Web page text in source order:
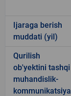
Ijaraga berish
muddati (yil)
Qurilish
ob'yektini tashqi
muhandislik-
kommunikatsiya